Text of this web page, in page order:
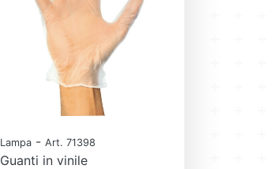
Lampa - Art. 71398
Guanti in vinile